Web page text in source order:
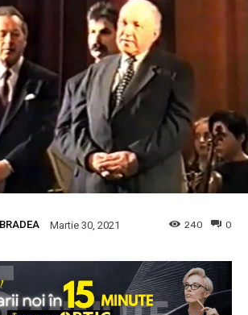
Martie 30, 2021 0
240